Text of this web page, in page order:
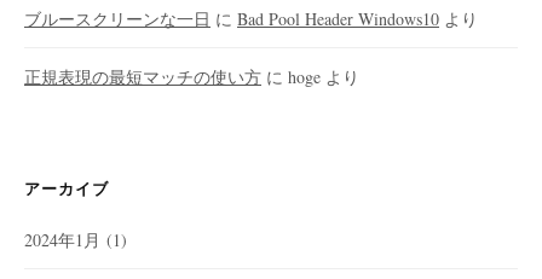
ブルースクリーンな一日 に Bad Pool Header Windows10 より
正規表現の最短マッチの使い方 に hoge より
アーカイブ
2024年1月 (1)